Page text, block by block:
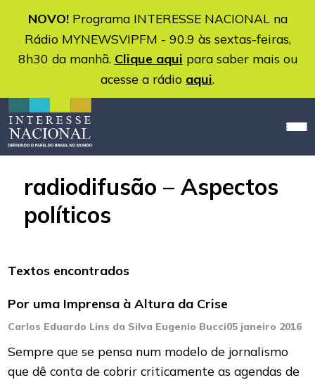
NOVO!Programa INTERESSE NACIONAL na
Rádio MYNEWSVIPFM - 90.9 às sextas-feiras,
8h30 da manhã. Clique aqui para saber mais ou
acesse a rádio aqui.
radiodifusão – Aspectos
políticos
Textos encontrados
Por uma Imprensa à Altura da Crise
Carlos Eduardo Lins da Silva Eugenio Bucci05 janeiro 2016
Sempre que se pensa num modelo de jornalismo
que dê conta de cobrir criticamente as agendas de